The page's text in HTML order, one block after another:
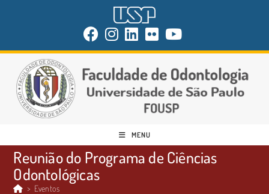
MENU
Reunião do Programa de Ciências
Odontológicas
> Eventos